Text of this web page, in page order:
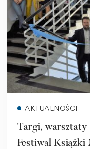
AKTUALNOŚCI
Targi, warsztaty
Festiwal Książki